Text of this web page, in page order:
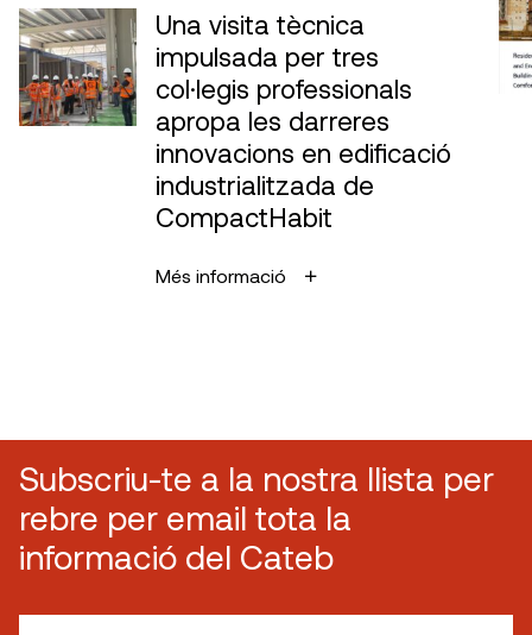
Una visita tècnica
impulsada per tres
col·legis professionals
apropa les darreres
innovacions en edificació
industrialitzada de
CompactHabit
Més informació
Subscriu-te a la nostra llista per
rebre per email tota la
informació del Cateb